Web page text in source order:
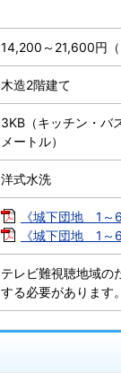
14,200～21,600円（
木造2階建て
3KB（キッチン・バ
メートル）
洋式水洗
《城下団地 1
《城下団地 1
テレビ難視聴地域の
する必要があります。